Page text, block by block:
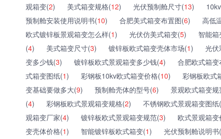
观箱变(2) 美式箱变规格(12) 光伏预制舱尺寸(13)
预制舱安装使用说明书(10) 合肥美式箱变布置图(6)
高低
欧式镀锌板景观箱变怎么样(1) 光伏仿美式箱变(5)
智能
(4) 美式箱变尺寸(3) 镀锌板欧式箱变壳体市场(1)
光伏
变多少钱(3) 镀锌板欧式景观箱变多少钱(4)
合肥欧式箱
式箱变图纸(1) 彩钢板10kv欧式箱变价格(10)
彩钢板欧式
变基础要做多大(9) 预制舱壳体的型号(6)
景观欧式箱变规
(4) 彩钢板欧式景观箱变规格(2)
不锈钢欧式景观箱变图纸(
观箱变厂家(4) 镀锌板欧式景观箱变规范(3)
欧式景观箱
变壳体价格(1) 智能镀锌板欧式箱变(1)
光伏预制舱说明书(